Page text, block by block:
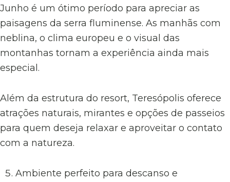
Junho é um ótimo período para apreciar as
paisagens da serra fluminense. As manhãs com
neblina, o clima europeu e o visual das
montanhas tornam a experiência ainda mais
especial.
Além da estrutura do resort, Teresópolis oferece
atrações naturais, mirantes e opções de passeios
para quem deseja relaxar e aproveitar o contato
com a natureza.
Ambiente perfeito para descanso e